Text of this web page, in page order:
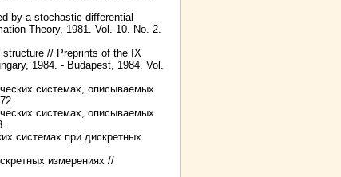
bу а stochastic differential
Theory, 1981. Vol. 10. No. 2.
// Preprints of the IX
1984. - Budapest, 1984. Vol.
системах, описываемых
системах, описываемых
системах при дискретных
измерениях //